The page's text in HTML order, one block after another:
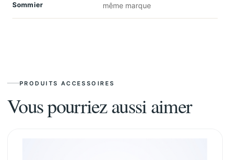
Sommier
même marque
PRODUITS ACCESSOIRES
Vous pourriez aussi aimer